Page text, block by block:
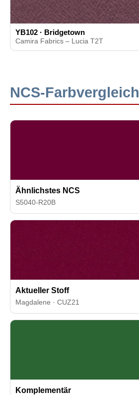
YB102 · Bridgetown
Camira Fabrics – Lucia T2T
NCS-Farbvergleich
Ähnlichstes NCS
S5040-R20B
Aktueller Stoff
Magdalene · CUZ21
Komplementär